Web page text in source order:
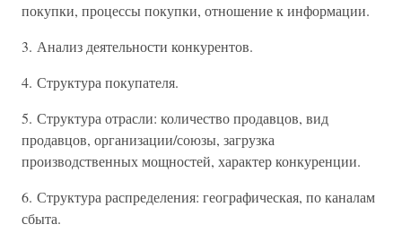
покупки, процессы покупки, отношение к информации.
3. Анализ деятельности конкурентов.
4. Структура покупателя.
5. Структура отрасли: количество продавцов, вид
продавцов, организации/союзы, загрузка
производственных мощностей, характер конкуренции.
6. Структура распределения: географическая, по каналам
сбыта.